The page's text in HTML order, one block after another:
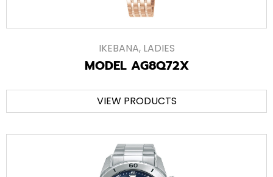
IKEBANA, LADIES
MODEL AG8Q72X
VIEW PRODUCTS